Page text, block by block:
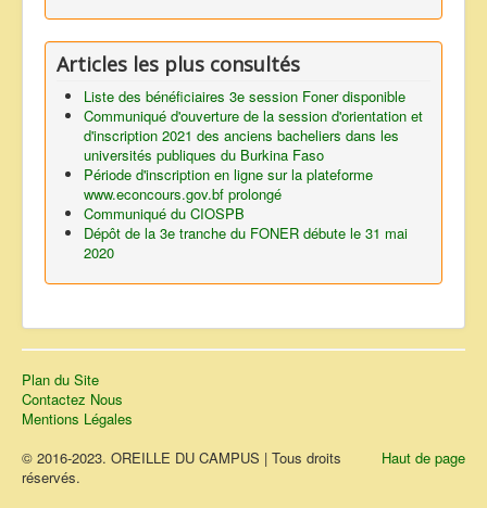
Articles les plus consultés
Liste des bénéficiaires 3e session Foner disponible
Communiqué d'ouverture de la session d'orientation et
d'inscription 2021 des anciens bacheliers dans les
universités publiques du Burkina Faso
Période d'inscription en ligne sur la plateforme
www.econcours.gov.bf prolongé
Communiqué du CIOSPB
Dépôt de la 3e tranche du FONER débute le 31 mai
2020
Plan du Site
Contactez Nous
Mentions Légales
Haut de page
© 2016-2023. OREILLE DU CAMPUS | Tous droits
réservés.